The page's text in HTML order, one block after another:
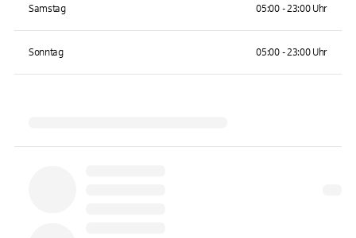
Samstag 05:00 - 23:00 Uhr
Sonntag 05:00 - 23:00 Uhr